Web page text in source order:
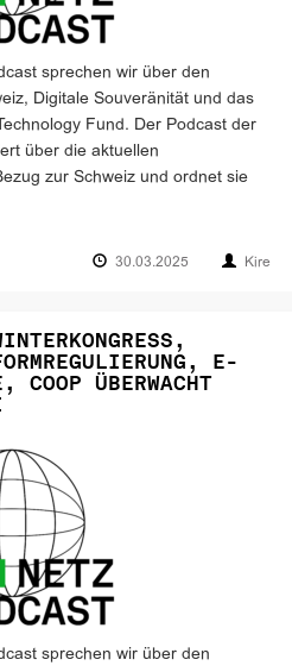
sprechen wir über den
Digitale Souveränität und das
Fund. Der Podcast der
über die aktuellen
zur Schweiz und ordnet sie
30.03.2025 Kire
E-
COOP ÜBERWACHT
sprechen wir über den